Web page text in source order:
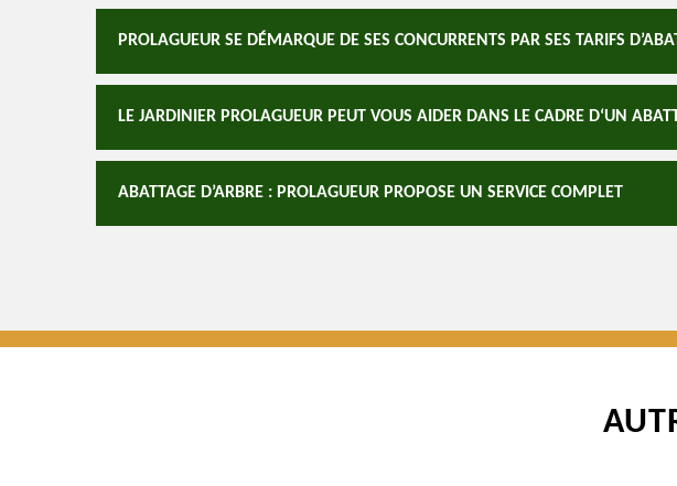
PROLAGUEUR SE DÉMARQUE DE SES CONCURRENTS PAR SES TARIFS
LE JARDINIER PROLAGUEUR PEUT VOUS AIDER DANS LE CADRE D‘UN
ABATTAGE D’ARBRE : PROLAGUEUR PROPOSE UN SERVICE COMPLET